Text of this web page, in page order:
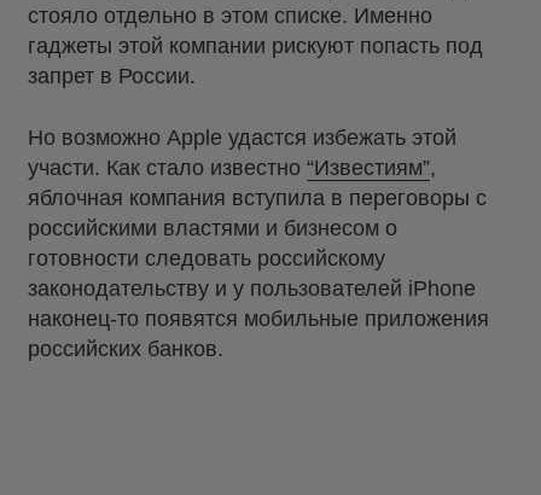
стояло отдельно в этом списке. Именно
гаджеты этой компании рискуют попасть под
запрет в России.
Но возможно Apple удастся избежать этой
участи. Как стало известно “Известиям”,
яблочная компания вступила в переговоры с
российскими властями и бизнесом о
готовности следовать российскому
законодательству и у пользователей iPhone
наконец-то появятся мобильные приложения
российских банков.